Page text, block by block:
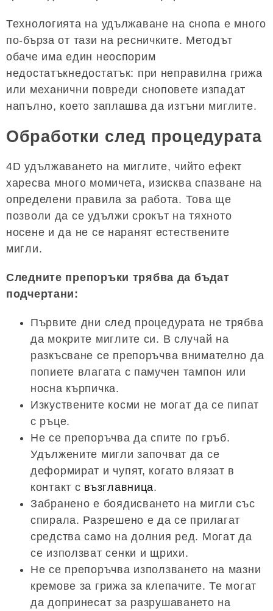
Технологията на удължаване на снопа е много
по-бърза от тази на ресничките. Методът
обаче има един неоспорим
недостатъкнедостатък: при неправилна грижа
или механични повреди сноповете изпадат
напълно, което заплашва да изтъни миглите.
Обработки след процедурата
4D удължаването на миглите, чийто ефект
харесва много момичета, изисква спазване на
определени правила за работа. Това ще
позволи да се удължи срокът на тяхното
носене и да не се наранят естествените
мигли.
Следните препоръки трябва да бъдат
подчертани:
Първите дни след процедурата не трябва
да мокрите миглите си. В случай на
разкъсване се препоръчва внимателно да
попиете влагата с памучен тампон или
носна кърпичка.
Изкуствените косми не могат да се пипат
с ръце.
Не се препоръчва да спите по гръб.
Удължените мигли започват да се
деформират и чупят, когато влязат в
контакт с възглавница.
Забранено е боядисването на мигли със
спирала. Разрешено е да се прилагат
средства само на долния ред. Могат да
се използват сенки и щрихи.
Не се препоръчва използването на мазни
кремове за грижа за клепачите. Те могат
да допринесат за разрушаването на